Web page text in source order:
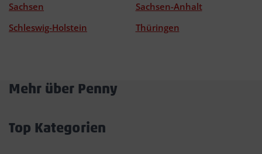
Sachsen
Sachsen-Anhalt
Schleswig-Holstein
Thüringen
Mehr über Penny
Top Kategorien